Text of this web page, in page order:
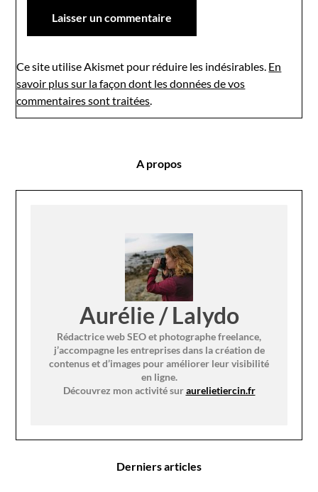
Ce site utilise Akismet pour réduire les indésirables. En
savoir plus sur la façon dont les données de vos
commentaires sont traitées.
A propos
Aurélie / Lalydo
Rédactrice web SEO et photographe freelance,
j’accompagne les entreprises dans la création de
contenus et d’images pour améliorer leur visibilité
en ligne.
Découvrez mon activité suraurelietiercin.fr
Derniers articles